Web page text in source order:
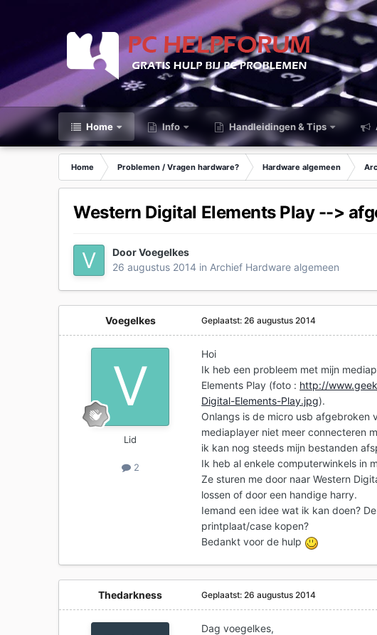
Home Info Handleidingen & Tips
Home Problemen / Vragen hardware? Hardware algemeen
Western Digital Elements Play -->
DoorVoegelkes
26 augustus 2014 in Archief Hardware algemeen
Voegelkes
Lid
2
Geplaatst:26 augustus 2014
Hoi
Ik heb een probleem met mijn
Elements Play (foto : http://
Digital-Elements-Play.jpg).
Onlangs is de micro usb afgebroken
mediaplayer niet meer connecteren
ik kan nog steeds mijn bestanden
Ik heb al enkele computerwinkels in
Ze sturen me door naar Western
lossen of door een handige harry.
Iemand een idee wat ik kan doen?
printplaat/case kopen?
Bedankt voor de hulp
Thedarkness Geplaatst: 26 augustus 2014
Dag voegelkes,